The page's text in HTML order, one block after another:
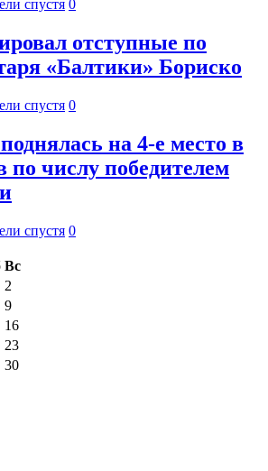
спустя 0
отступные по
«Балтики» Бориско
спустя 0
на 4-е место в
по числу победителем
спустя 0
Вс
2
9
16
23
30